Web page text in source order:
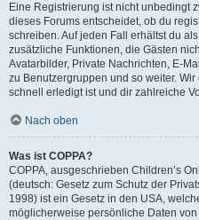
Eine Registrierung ist nicht unbedingt
dieses Forums entscheidet, ob du
schreiben. Auf jeden Fall erhältst du
zusätzliche Funktionen, die Gästen
Avatarbilder, Private Nachrichten, E-
zu Benutzergruppen und so weiter.
schnell erledigt ist und dir zahlreiche
Nach oben
Was ist COPPA?
COPPA, ausgeschrieben Children’s
(deutsch: Gesetz zum Schutz der
1998) ist ein Gesetz in den USA,
möglicherweise persönliche Daten